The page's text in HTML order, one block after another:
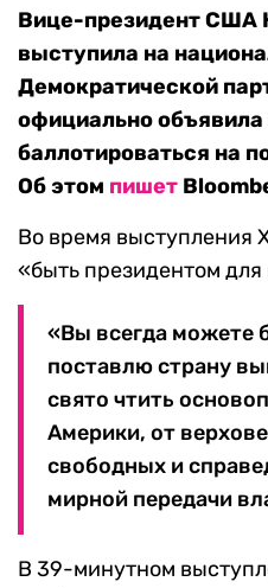
Вице-президент США
выступила на
Демократической
официально объявила
баллотироваться на
Об этом пишет
Во время выступления
«быть президентом
«Вы всегда можете
поставлю страну
свято чтить
Америки, от
свободных и
мирной передачи
В 39-минутном